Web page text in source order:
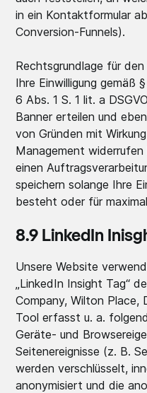
in ein Kontaktformular
Conversion-Funnels).
Rechtsgrundlage für
Ihre Einwilligung gemäß
6 Abs. 1 S. 1 lit. a
Banner erteilen und
von Gründen mit
Management
einen
speichern solange Ihre
besteht oder für
8.9 LinkedIn
Unsere Website
„LinkedIn Insight Tag“
Company, Wilton Place,
Tool erfasst u. a.
Geräte- und
Seitenereignisse (z. B.
werden verschlüsselt,
anonymisiert und die